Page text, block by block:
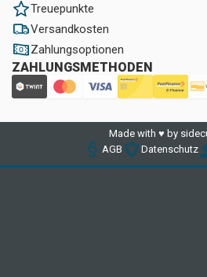
Treuepunkte
Versandkosten
Zahlungsoptionen
ZAHLUNGSMETHODEN
Made with ♥ by
AGB
Datenschutz